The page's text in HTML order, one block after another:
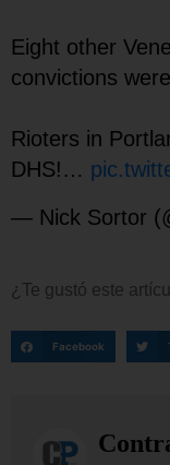
Eight other
convictions
Rioters in
DHS!…
— Nick Sortor
¿Te gustó este
Facebook